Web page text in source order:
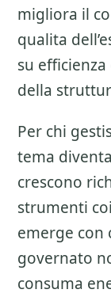
migliora il
qualita
su
della
Per chi
tema
crescono
strumenti
emerge con
governato
consuma